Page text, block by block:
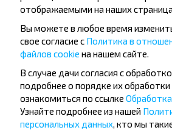
Трофимова Елена
Впечатления о поездке
остались самые наилучшие.
Благодарю за отличную работу.
5,0
Ф-л «Автобусный парк № 5» ГП
«Минсктранс» (УНП 102299394)
Брест - Нюрнберг
отображаемыми на наших
Вы можете в любое время
свое согласие с Политика в
файлов cookie на нашем сайте.
В случае дачи согласия с
подробнее о порядке их
ознакомиться по ссылке
Узнайте подробнее из нашей
персональных данных, кто мы